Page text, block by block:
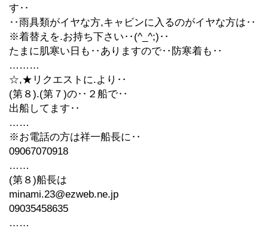
す‥
‥雨具類がイヤな方,キャビンに入るのがイヤな方は‥
※着替えを.お持ち下さい‥(^_^;)‥
たまに肌寒い日も‥ありますので‥防寒着も‥
………
☆,★リクエストに.より‥
(第８).(第７)の‥２船で‥
出船してます‥
……
※お電話の方は祥一船長に‥
09067070918
……
(第８)船長は
minami.23@ezweb.ne.jp
09035458635
……